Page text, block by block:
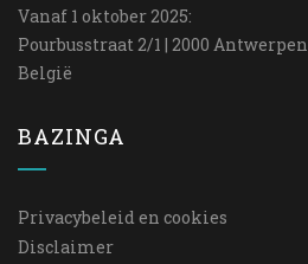
Vanaf 1 oktober 2025:
Pourbusstraat 2/1 | 2000 Antwerpen
België
BAZINGA
Privacybeleid en cookies
Disclaimer